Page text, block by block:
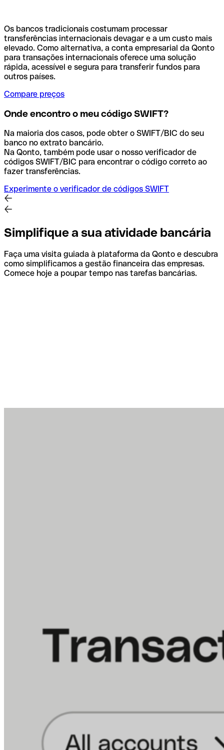
Os bancos tradicionais costumam processar
transferências internacionais devagar e a um custo mais
elevado. Como alternativa, a conta empresarial da Qonto
para transações internacionais oferece uma solução
rápida, acessível e segura para transferir fundos para
outros países.
Compare preços
Onde encontro o meu código SWIFT?
Na maioria dos casos, pode obter o SWIFT/BIC do seu
banco no extrato bancário.
Na Qonto, também pode usar o nosso verificador de
códigos SWIFT/BIC para encontrar o código correto ao
fazer transferências.
Experimente o verificador de códigos SWIFT
Simplifique a sua atividade bancária
Faça uma visita guiada à plataforma da Qonto e descubra
como simplificamos a gestão financeira das empresas.
Comece hoje a poupar tempo nas tarefas bancárias.